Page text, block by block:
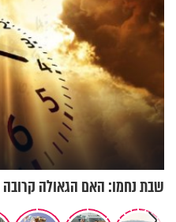
שבת נחמו: האם הגאולה